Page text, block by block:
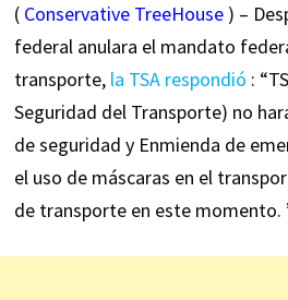
( Conservative TreeHouse) –
federal anulara el mandato
transporte, la TSA respondió :
Seguridad del Transporte) no
de seguridad y Enmienda de
el uso de máscaras en el
de transporte en este momento.